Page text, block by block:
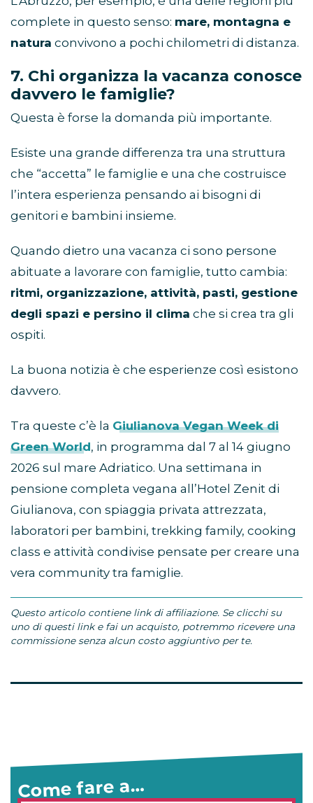
complete in questo senso: mare, montagna e
natura convivono a pochi chilometri di distanza.
7. Chi organizza la vacanza conosce
davvero le famiglie?
Questa è forse la domanda più importante.
Esiste una grande differenza tra una struttura
che “accetta” le famiglie e una che costruisce
’intera esperienza pensando ai bisogni di
genitori e bambini insieme.
Quando dietro una vacanza ci sono persone
abituate a lavorare con famiglie, tutto cambia:
ritmi, organizzazione, attività, pasti, gestione
degli spazi e persino il clima che si crea tra gli
ospiti.
La buona notizia è che esperienze così esistono
davvero.
Tra queste c’è la Giulianova Vegan Week di
Green World, in programma dal 7 al 14 giugno
2026 sul mare Adriatico. Una settimana in
pensione completa vegana all ’Hotel Zenit di
Giulianova, con spiaggia privata attrezzata,
laboratori per bambini, trekking family, cooking
class e attività condivise pensate per creare una
vera community tra famiglie.
Questo articolo contiene link di affiliazione. Se clicchi su
uno di questi link e fai un acquisto, potremmo ricevere una
commissione senza alcun costo aggiuntivo per te.
Come fare a…